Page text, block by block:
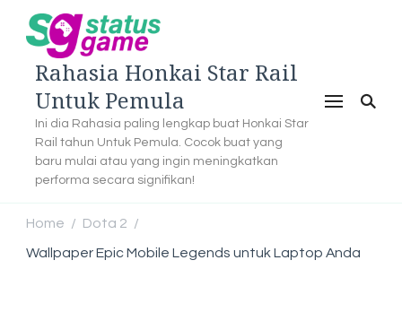
Rahasia Honkai Star Rail
Untuk Pemula
Ini dia Rahasia paling lengkap buat Honkai Star
Rail tahun Untuk Pemula. Cocok buat yang
baru mulai atau yang ingin meningkatkan
performa secara signifikan!
Home / Dota 2 /
Wallpaper Epic Mobile Legends untuk Laptop Anda